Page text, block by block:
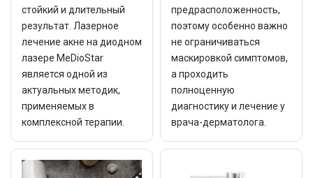
стойкий и длительный
результат. Лазерное
лечение акне на диодном
лазере MeDioStar
является одной из
актуальных методик,
применяемых в
комплексной терапии.
предрасположенность,
поэтому особенно важно
не ограничиваться
маскировкой симптомов,
а проходить
полноценную
диагностику и лечение у
врача-дерматолога.